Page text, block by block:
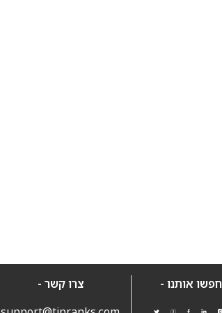
חפשו אותנו -
צרו קשר -